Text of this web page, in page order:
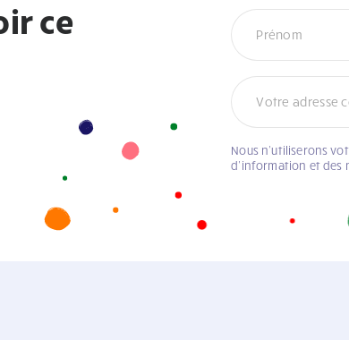
ce
Infolettre
Nous n’utiliserons
d’information et des